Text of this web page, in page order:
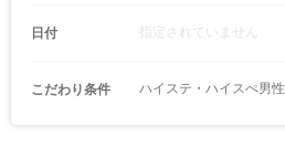
日付 指定されていません
こだわり条件 ハイステ・ハイスぺ男性